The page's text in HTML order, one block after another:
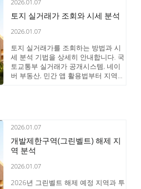
2026.01.07
토지 실거래가 조회와 시세 분석
2026.01.07
토지 실거래가를 조회하는 방법과 시
세 분석 기법을 상세히 안내합니다. 국
토교통부 실거래가 공개시스템, 네이
버 부동산, 민간 앱 활용법부터 지역별
2026.01.07
개발제한구역(그린벨트) 해제 지
역 분석
2026.01.07
2026년 그린벨트 해제 예정 지역과 투